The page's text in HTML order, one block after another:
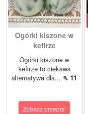
Ogórki kiszone w
kefirze
Ogórki kiszone w
kefirze to ciekawa
alternatywa dla... ⇖ 11
Zobacz przepis!